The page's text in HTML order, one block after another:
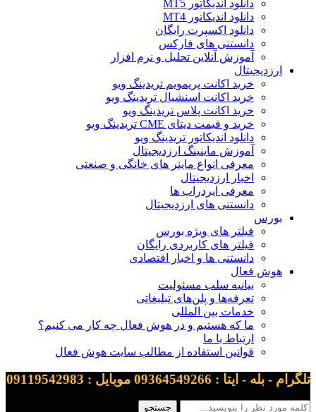
دانلود اندیکاتور MT5
دانلود اندیکاتور MT4
دانلود اکسپرت رایگان
دانستنی های فارکس
آموزش آنلاین تحلیل و نرم افزار
ارزدیجیتال
خرید اکانت پریمویم تریدینگ ویو
خرید اکانت اسنشیال تریدینگ ویو
خرید اکانت پلاس تریدینگ ویو
خرید و قیمت دیتای CME تریدینگ ویو
دانلود اندیکاتور تریدینگ ویو
آموزش ماینینگ ارزدیجیتال
معرفی انواع ماینر های خانگی و صنعتی
اخبار ارزدیجیتال
معرفی ایردراپ ها
دانستنی های ارزدیجیتال
بورس
فیلتر های ویژه بورس
فیلتر های کاربردی رایگان
دانستنی ها و اخبار اقتصادی
هوش فعال
بیانیه سلب مسئولیت
تعرفه‌ها و پلن‌های تبلیغاتی
خدمات بین المللی
ما که هستیم و در هوش فعال چه کار می کنیم؟
ارتباط با ما
قوانین استفاده از مطالب سایت هوش فعال
تلگرام - بله - ایتا : 09364549266 موبایل : 09119542983